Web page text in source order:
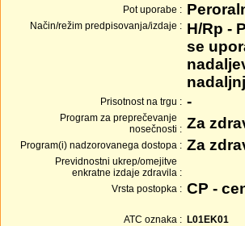
Pot uporabe :
Način/režim predpisovanja/izdaje : H/Rp -
se
Prisotnost na trgu : -
Program za preprečevanje
nosečnosti : Za
Program(i) nadzorovanega dostopa : Za
Previdnostni ukrep/omejitve
enkratne izdaje zdravila :
Vrsta postopka : CP -
ATC oznaka : L01EK01